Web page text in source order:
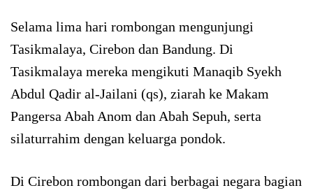
Selama lima hari rombongan mengunjungi
Tasikmalaya, Cirebon dan Bandung. Di
Tasikmalaya mereka mengikuti Manaqib Syekh
Abdul Qadir al-Jailani (qs), ziarah ke Makam
Pangersa Abah Anom dan Abah Sepuh, serta
silaturrahim dengan keluarga pondok.
Di Cirebon rombongan dari berbagai negara bagian